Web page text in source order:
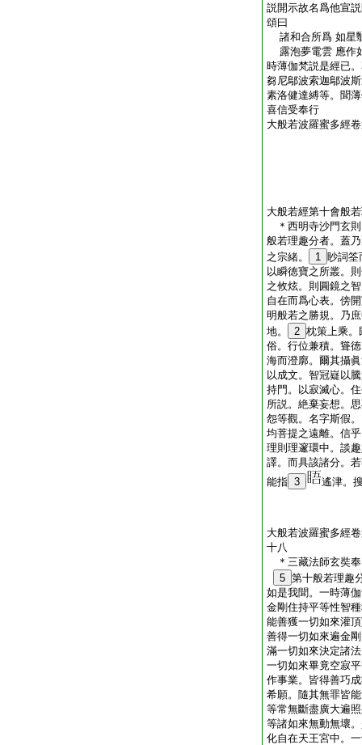
説開示故名爲他宣
頌曰
諸和合所爲 如星
露泡夢電雲 應作
時薄伽梵説是經已
芻尼鄔波索迦鄔波
素洛健達縛等。聞
喜信受奉行
大般若波羅蜜多經
大般若經第十會般
＊西明寺沙門玄
般若理趣分者。蓋
之宗緒。
1 眇詞筌
以瞬徳寶之所叢。
之攸炫。則圓鏡之
自在而爲心表。傍
明般若之勝規。乃
地。
2 枕策上乘。
俗。行位兼積。聳
海而澄廓。爾其攝
以成文。智冠嶷以
持門。以寂滅心。
所説。絶棄妄想。
怨等觀。名字斯假
均菩提之遠離。信
理則理邃環中。談
譯。而具該諸分。
能指 3 遙津。
大般若波羅蜜多經
十八
＊三藏法師玄
5 第十般若理趣
如是我聞。一時薄
金剛住持平等性智
能善獲一切如來灌
善得一切如來遍金
滿一切如來決定諸
一切如來畢竟空寂
作事業。皆得善巧
希願。隨其無罪皆
等常無斷盡廣大遍
等諸如來無動無壞
化自在天王宮中。